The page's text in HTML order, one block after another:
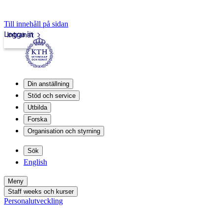
Till innehåll på sidan
Intranät
Logga in
Din anställning
Stöd och service
Utbilda
Forska
Organisation och styrning
Sök
English
Meny
Staff weeks och kurser
Personalutveckling